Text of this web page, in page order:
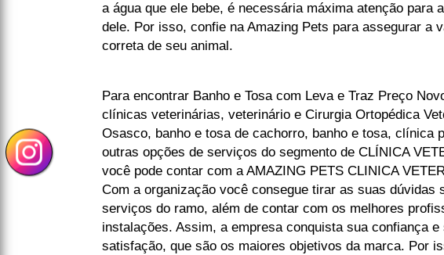
a água que ele bebe, é necessária máxima atenção para
dele. Por isso, confie na Amazing Pets para assegurar a
correta de seu animal.
Para encontrar Banho e Tosa com Leva e Traz Preço
clínicas veterinárias, veterinário e Cirurgia Ortopédica
Osasco, banho e tosa de cachorro, banho e tosa, clínica
outras opções de serviços do segmento de CLÍNICA
você pode contar com a AMAZING PETS CLINICA
Com a organização você consegue tirar as suas dúvidas
serviços do ramo, além de contar com os melhores
instalações. Assim, a empresa conquista sua confiança e
satisfação, que são os maiores objetivos da marca. Por